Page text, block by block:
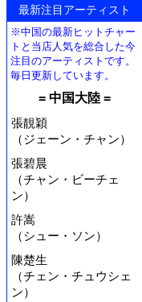
最新注目アーティスト
※中国の最新ヒットチャー
トと当店人気を総合した今
注目のアーティストです。
毎日更新しています。
= 中国大陸 =
張靚穎
（ジェーン・チャン）
張碧晨
（チャン・ビーチェ
ン）
許嵩
（シュー・ソン）
陳楚生
（チェン・チュウシェ
ン）